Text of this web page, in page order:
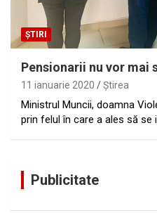
ȘTIRI
Pensionarii nu vor mai
11 ianuarie 2020 Ştirea
Ministrul Muncii, doamna
prin felul în care a ales să se
Publicitate